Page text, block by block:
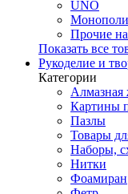
UNO
Прочие
Показать все
Рукоделие и
Категории
Алмазная
Картины
Пазлы
Товары
Наборы,
Нитки
Фоамиран